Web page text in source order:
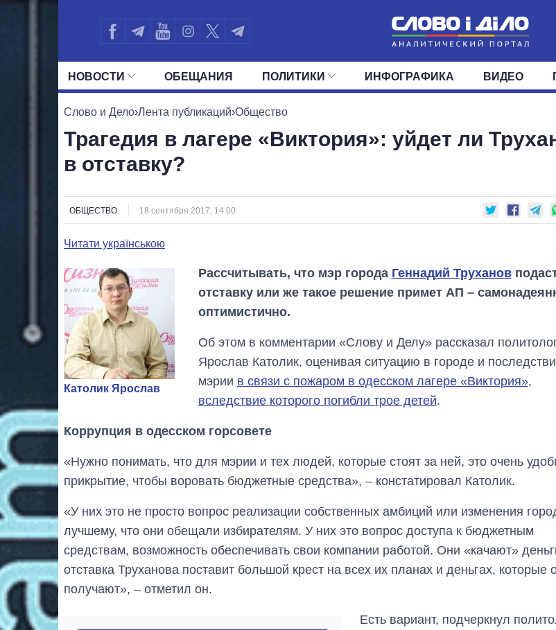
НОВОСТИ
ПОЛИТИКА ЭКОНОМИКА ОБЩЕСТВО
ОБЕЩАНИЯ ПОЛИТИКИ
ВСЕ ПОЛИТИКИ ПРЕЗИДЕНТ И ОФИС
ДЕПУТАТЫ КОМИТЕТЫ ФРАКЦИИ
ИНФОГРАФИКА ВИДЕО
Слово и Дело›Лента публикаций›Общество
Трагедия в лагере «Виктория»: уйдет ли
в отставку?
ОБЩЕСТВО 18 сентября 2017, 14:00
Читати українською
Католик Ярослав
Рассчитывать, что мэр города Геннадий Труханов
отставку или же такое решение примет АП –
оптимистично.
Об этом в комментарии «Слову и Делу» рассказал
Ярослав Католик, оценивая ситуацию в городе и
мэрии в связи с пожаром в одесском лагере «Виктория»,
вследствие которого погибли трое детей.
Коррупция в одесском горсовете
«Нужно понимать, что для мэрии и тех людей, которые стоят за ней, это очень
прикрытие, чтобы воровать бюджетные средства», – констатировал Католик.
«У них это не просто вопрос реализации собственных амбиций или изменения
лучшему, что они обещали избирателям. У них это вопрос доступа к бюджетным
средствам, возможность обеспечивать свои компании работой. Они «качают»
отставка Труханова поставит большой крест на всех их планах и деньгах, которые
получают», – отметил он.
Есть вариант, подчеркнул